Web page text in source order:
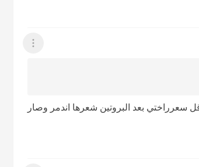
عرض القائمة
سعرراختي بعد البروتين شعرها اندمر وصار